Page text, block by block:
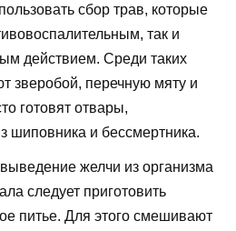
сбор трав, которые
так и
действием. Среди таких
зверобой, перечную мяту и
готовят отвары,
шиповника и бессмертника.
желчи из организма
следует приготовить
питье. Для этого смешивают